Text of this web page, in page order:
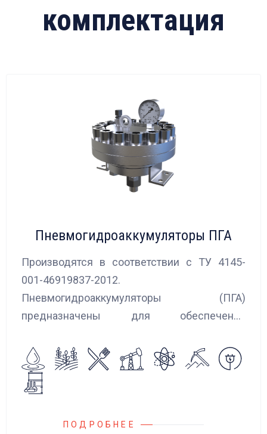
комплектация
Пневмогидроаккумуляторы ПГА
Производятся в соответствии с ТУ 4145-
001-46919837-2012.
Пневмогидроаккумуляторы (ПГА)
предназначены для обеспечения
колебаний потока жидкости, возникающих в
гидравлических системах.
ПОДРОБНЕЕ